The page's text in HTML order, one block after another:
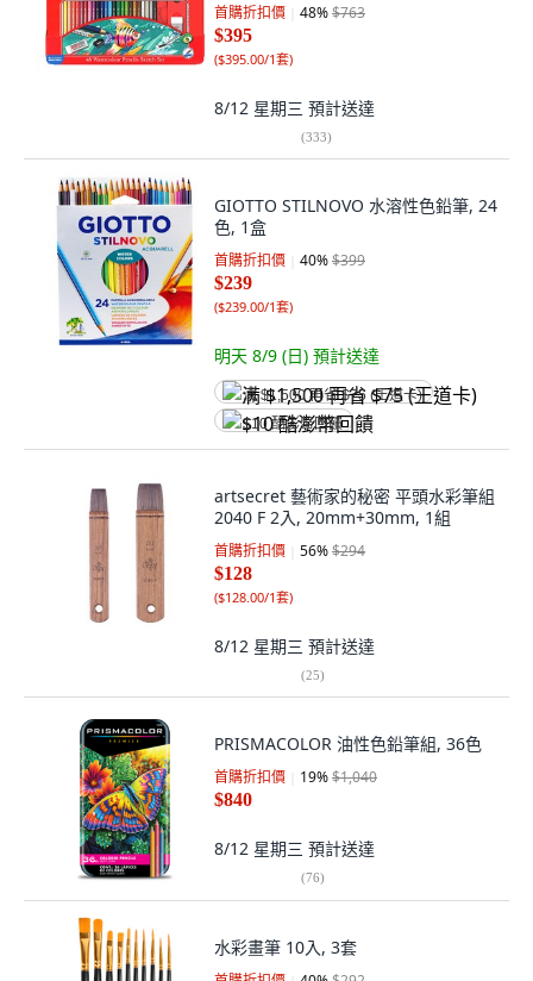
首購折扣價 48%$763
$395
($395.00/1套)
8/12 星期三 預計送達
(333)
GIOTTO STILNOVO 水溶性色鉛筆, 24
色, 1盒
首購折扣價 40%$399
$239
($239.00/1套)
明天 8/9 (日) 預計送達
满 $1,500 再省 $75 (王道卡)
$10 酷澎幣回饋
artsecret 藝術家的秘密 平頭水彩筆組
2040 F 2入, 20mm+30mm, 1組
首購折扣價 56%$294
$128
($128.00/1套)
8/12 星期三 預計送達
(25)
PRISMACOLOR 油性色鉛筆組, 36色
首購折扣價 19%$1,040
$840
8/12 星期三 預計送達
(76)
水彩畫筆 10入, 3套